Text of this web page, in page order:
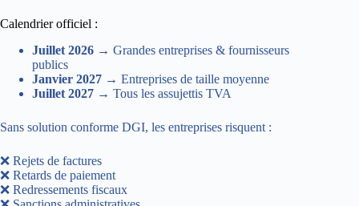
Calendrier officiel :
Juillet 2026 → Grandes entreprises & fournisseurs
publics
Janvier 2027 → Entreprises de taille moyenne
Juillet 2027 → Tous les assujettis TVA
Sans solution conforme DGI, les entreprises risquent :
❌ Rejets de factures
❌ Retards de paiement
❌ Redressements fiscaux